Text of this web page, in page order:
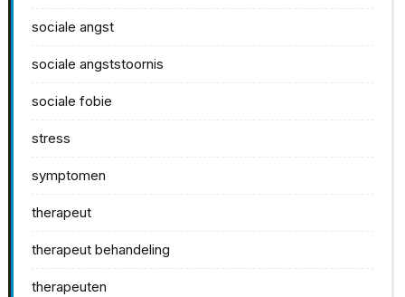
sociale angst
sociale angststoornis
sociale fobie
stress
symptomen
therapeut
therapeut behandeling
therapeuten